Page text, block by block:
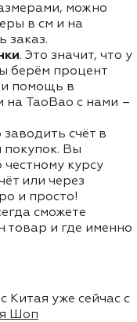
можно
в см и на
заказ.
. Это значит, что у
берём процент
и помощь в
на TaoBao с нами –
счёт в
покупок. Вы
курсу
или через
и просто!
сможете
товар и где именно
Китая уже сейчас с
Шоп